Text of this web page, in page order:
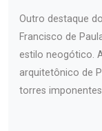
Outro destaque
Francisco de
estilo neogótico.
arquitetônico de
torres